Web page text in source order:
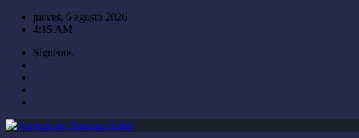
Saltar
jueves, 6 agosto 2026
4:15 AM
Síguenos